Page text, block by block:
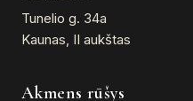
Tunelio g. 34a
Kaunas, II aukštas
Akmens rūšys